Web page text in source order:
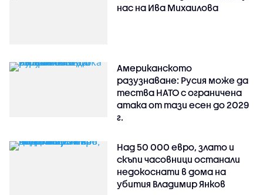
нас на Ива Михаилова
Американското
разузнаване: Русия може да
тества НАТО с ограничена
атака от тази есен до 2029
г.
Над 50 000 евро, злато и
скъпи часовници останали
недокоснати в дома на
убития Владимир Янков